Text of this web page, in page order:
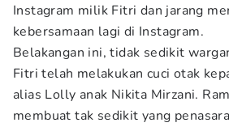
Instagram milik Fitri dan jarang
kebersamaan lagi di Instagram.
Belakangan ini, tidak sedikit
Fitri telah melakukan cuci otak
alias Lolly anak Nikita Mirzani.
membuat tak sedikit yang